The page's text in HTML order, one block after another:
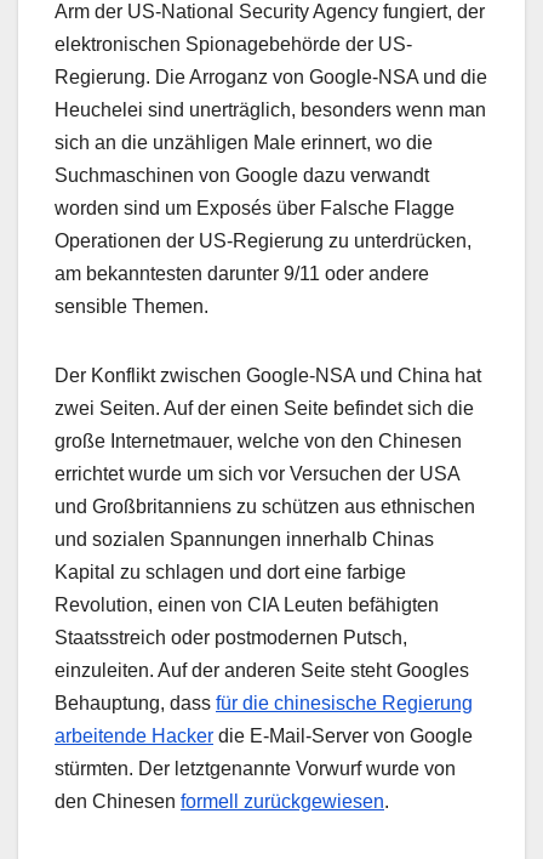
Arm der US-National Security Agency fungiert, der
elektronischen Spionagebehörde der US-
Regierung. Die Arroganz von Google-NSA und die
Heuchelei sind unerträglich, besonders wenn man
sich an die unzähligen Male erinnert, wo die
Suchmaschinen von Google dazu verwandt
worden sind um Exposés über Falsche Flagge
Operationen der US-Regierung zu unterdrücken,
am bekanntesten darunter 9/11 oder andere
sensible Themen.
Der Konflikt zwischen Google-NSA und China hat
zwei Seiten. Auf der einen Seite befindet sich die
große Internetmauer, welche von den Chinesen
errichtet wurde um sich vor Versuchen der USA
und Großbritanniens zu schützen aus ethnischen
und sozialen Spannungen innerhalb Chinas
Kapital zu schlagen und dort eine farbige
Revolution, einen von CIA Leuten befähigten
Staatsstreich oder postmodernen Putsch,
einzuleiten. Auf der anderen Seite steht Googles
Behauptung, dass für die chinesische Regierung
arbeitende Hacker die E-Mail-Server von Google
stürmten. Der letztgenannte Vorwurf wurde von
den Chinesen formell zurückgewiesen.